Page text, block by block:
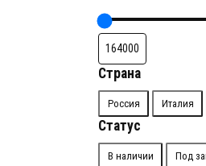
Страна
Страна
Россия Италия
Статус
Доступность
В наличии Под